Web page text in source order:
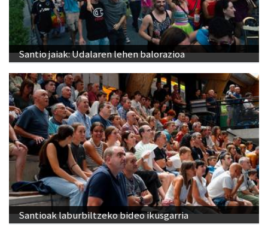
Santio jaiak: Udalaren lehen balorazioa
Santioak laburbiltzeko bideo ikusgarria